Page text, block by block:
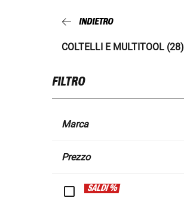
INDIETRO
COLTELLI E MULTITOOL (28)
FILTRO
Marca
Prezzo
SALDI %